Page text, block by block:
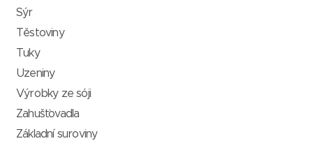
Sýr
Těstoviny
Tuky
Uzeniny
Výrobky ze sóji
Zahušťovadla
Základní suroviny